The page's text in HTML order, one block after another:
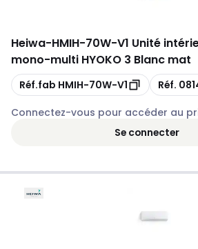
Heiwa-HMIH-70W-V1 Unité
mono-multi HYOKO 3 Blanc mat
Copie
Réf.fab HMIH-70W-V1 Copie
Réf.
Connectez-vous pour accéder au
Se connecter